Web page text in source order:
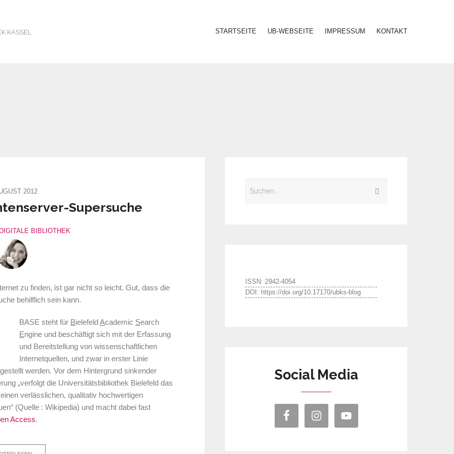
KASSEL STARTSEITE UB-WEBSEITE IMPRESSUM KONTAKT
2012
Supersuche
BIBLIOTHEK
zu finden, ist gar nicht so leicht. Gut, dass die
behilflich sein kann.
BASE steht für Bielefeld Academic Search
Engine und beschäftigt sich mit der Erfassung
und Bereitstellung von wissenschaftlichen
Internetquellen, und zwar in erster Linie
werden. Vor dem Hintergrund sinkender
„verfolgt die Universitätsbibliothek Bielefeld das
verlässlichen, qualitativ hochwertigen
(Quelle : Wikipedia) und macht dabei fast
Access.
ISSN: 2942-4054
DOI: https://doi.org/10.17170/ubks-blog
Social Media